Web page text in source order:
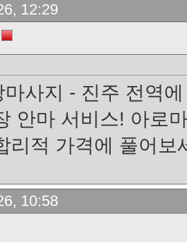
12:29
마사지 - 진주 전역
안마 서비스! 아로
리적 가격에 풀어보
10:58